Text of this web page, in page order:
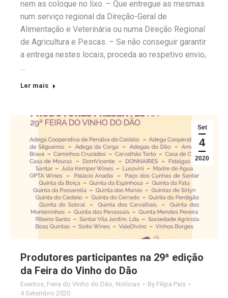
nem as coloque no lixo. – Que entregue as mesmas
num serviço regional da Direção-Geral de
Alimentação e Veterinária ou numa Direção Regional
de Agricultura e Pescas. – Se não conseguir garantir
a entrega nestes locais, proceda ao respetivo envio,
…
Ler mais
Set
4
2020
Produtores participantes na 29ª edição
da Feira do Vinho do Dão
Eventos, Feira do Vinho do Dão, Notícias By Filipa Pais
4 Setembro 2020